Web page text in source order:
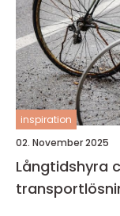
inspiration
02. November 2025
Långtidshyra